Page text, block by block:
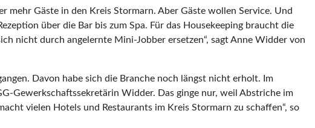
mehr Gäste in den Kreis Stormarn. Aber Gäste wollen Service. Und
über die Bar bis zum Spa. Für das Housekeeping braucht die
nicht durch angelernte Mini-Jobber ersetzen“, sagt Anne Widder von
Davon habe sich die Branche noch längst nicht erholt. Im
Gewerkschaftssekretärin Widder. Das ginge nur, weil Abstriche im
vielen Hotels und Restaurants im Kreis Stormarn zu schaffen“, so